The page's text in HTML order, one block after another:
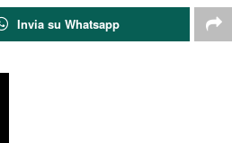
Invia su Whatsapp